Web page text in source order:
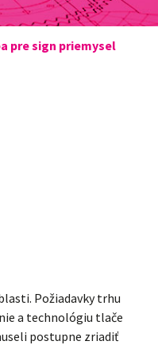
pre sign priemysel
Požiadavky trhu
a technológiu tlače
postupne zriadiť